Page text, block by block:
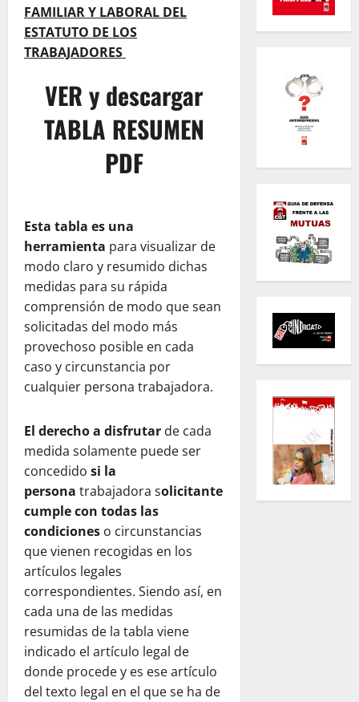
FAMILIAR Y LABORAL DEL
ESTATUTO DE LOS
TRABAJADORES
VER y descargar
TABLA RESUMEN
PDF
Esta tabla es una
herramienta para visualizar de
modo claro y resumido dichas
medidas para su rápida
comprensión de modo que sean
solicitadas del modo más
provechoso posible en cada
caso y circunstancia por
cualquier persona trabajadora.
El derecho a disfrutar de cada
medida solamente puede ser
concedido si la
persona trabajadora solicitante
cumple con todas las
condiciones o circunstancias
que vienen recogidas en los
artículos legales
correspondientes. Siendo así, en
cada una de las medidas
resumidas de la tabla viene
indicado el artículo legal de
donde procede y es ese artículo
del texto legal en el que se ha de